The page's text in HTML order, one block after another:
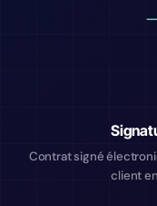
⟶
Contrat signé
client